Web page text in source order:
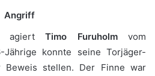
Angriff
agiert Timo Furuholmvom
konnte seine Torjäger-
Beweis stellen. Der Finne war